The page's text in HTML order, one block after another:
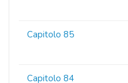
Capitolo 85
Capitolo 84